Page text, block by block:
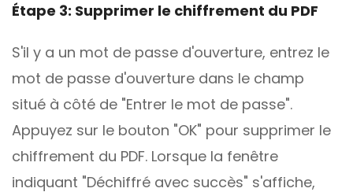
Étape 3: Supprimer le chiffrement du PDF
S'il y a un mot de passe d'ouverture, entrez le
mot de passe d'ouverture dans le champ
situé à côté de "Entrer le mot de passe".
Appuyez sur le bouton "OK" pour supprimer le
chiffrement du PDF. Lorsque la fenêtre
indiquant "Déchiffré avec succès" s'affiche,